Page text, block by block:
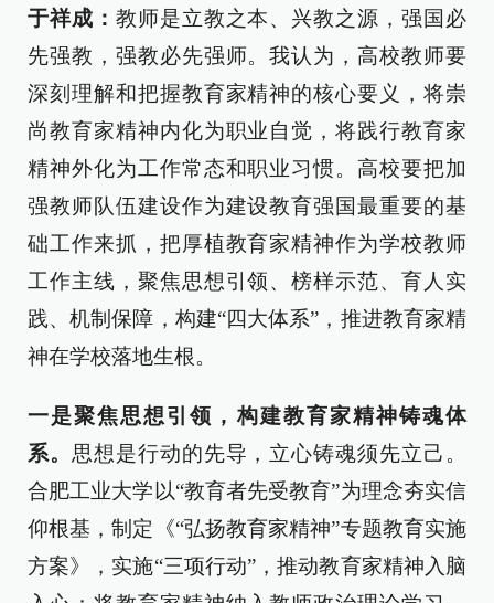
于祥成： 教师是立教之本、兴教之源，强国必
先强教，强教必先强师。我认为，高校教师要
深刻理解和把握教育家精神的核心要义，将崇
尚教育家精神内化为职业自觉，将践行教育家
精神外化为工作常态和职业习惯。高校要把加
强教师队伍建设作为建设教育强国最重要的基
础工作来抓，把厚植教育家精神作为学校教师
工作主线，聚焦思想引领、榜样示范、育人实
践、机制保障，构建“四大体系”，推进教育家精
神在学校落地生根。
一是聚焦思想引领，构建教育家精神铸魂体
系。 思想是行动的先导，立心铸魂须先立己。
合肥工业大学以“教育者先受教育”为理念夯实信
仰根基，制定《“弘扬教育家精神”专题教育实施
方案》，实施“三项行动”，推动教育家精神入脑